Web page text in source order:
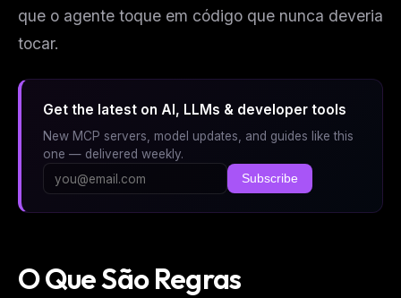
que o agente toque em código que nunca deveria
tocar.
Get the latest on AI, LLMs & developer tools
New MCP servers, model updates, and guides like this
one — delivered weekly.
Subscribe
O Que São Regras